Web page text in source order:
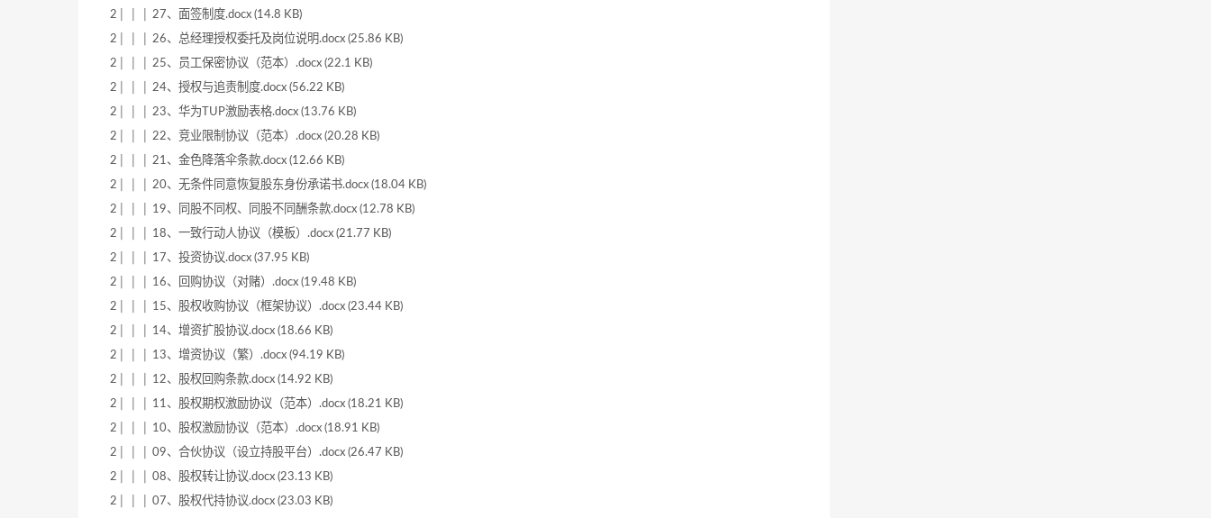
2│ │ │ 27、面签制度.docx (14.8 KB)
2│ │ │ 26、总经理授权委托及岗位说明.docx (25.86 KB)
2│ │ │ 25、员工保密协议（范本）.docx (22.1 KB)
2│ │ │ 24、授权与追责制度.docx (56.22 KB)
2│ │ │ 23、华为TUP激励表格.docx (13.76 KB)
2│ │ │ 22、竞业限制协议（范本）.docx (20.28 KB)
2│ │ │ 21、金色降落伞条款.docx (12.66 KB)
2│ │ │ 20、无条件同意恢复股东身份承诺书.docx (18.04 KB)
2│ │ │ 19、同股不同权、同股不同酬条款.docx (12.78 KB)
2│ │ │ 18、一致行动人协议（模板）.docx (21.77 KB)
2│ │ │ 17、投资协议.docx (37.95 KB)
2│ │ │ 16、回购协议（对赌）.docx (19.48 KB)
2│ │ │ 15、股权收购协议（框架协议）.docx (23.44 KB)
2│ │ │ 14、增资扩股协议.docx (18.66 KB)
2│ │ │ 13、增资协议（繁）.docx (94.19 KB)
2│ │ │ 12、股权回购条款.docx (14.92 KB)
2│ │ │ 11、股权期权激励协议（范本）.docx (18.21 KB)
2│ │ │ 10、股权激励协议（范本）.docx (18.91 KB)
2│ │ │ 09、合伙协议（设立持股平台）.docx (26.47 KB)
2│ │ │ 08、股权转让协议.docx (23.13 KB)
2│ │ │ 07、股权代持协议.docx (23.03 KB)